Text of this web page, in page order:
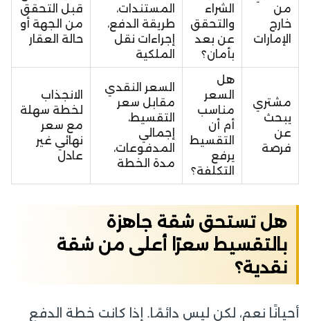
من
خارج
الإمارات
الشراء
والتحقق
عن بعد
بأمان؟
المستندات،
طريقة الدفع،
إجراءات نقل
الملكية
قبل التحقق
من الجهة أو
حالة العقار
مشتري
يبحث
عن
فرصة
هل
السعر
مناسب
أم أن
التقسيط
يرفع
التكلفة؟
السعر النقدي
مقابل سعر
التقسيط،
إجمالي
المدفوعات،
مدة الخطة
الانجذاب
لخطة سهلة
مع سعر
نهائي غير
عادل
هل تستحق شقة جاهزة
بالتقسيط سعرًا أعلى من شقة
نقدية؟
أحيانًا نعم، لكن ليس دائمًا. إذا كانت خطة الدفع